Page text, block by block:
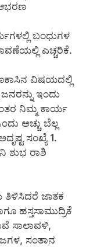
ಬಂಧುಗಳ
ಎಚ್ಚರಿಕೆ.
ವಿಷಯದಲ್ಲಿ
ಇಂದು
ನಿಮ್ಮ ಕಾರ್ಯ
ಅಚ್ಚು ಬೆಲ್ಲ
ಸಂಖ್ಯೆ 1.
ಶುಭ ರಾಶಿ
ತಿಳಿಸಿದರೆ ಜಾತಕ
ಹಸ್ತಸಾಮುದ್ರಿಕೆ
ಸಾಲಾವಳಿ,
ಸಂತಾನ